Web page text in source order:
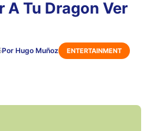
A Tu Dragon Ver
Por Hugo Muñoz ENTERTAINMENT